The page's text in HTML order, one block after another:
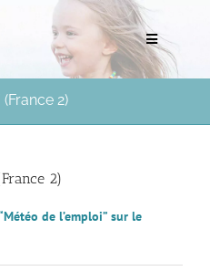
Toggle
Navigation
2)
2)
de l’emploi” sur le